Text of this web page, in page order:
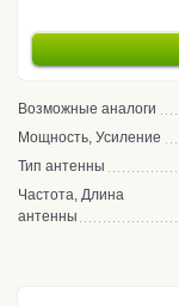
Возможные аналоги
Мощность, Усиление
Тип антенны
Частота, Длина
антенны